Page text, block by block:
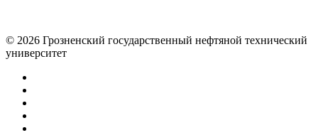
© 2026 Грозненский государственный нефтяной технический
университет